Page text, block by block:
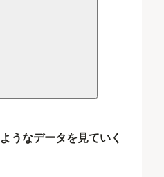
うなデータを見ていく